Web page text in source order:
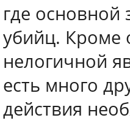
где основной
убийц. Кроме
нелогичной
есть много
действия